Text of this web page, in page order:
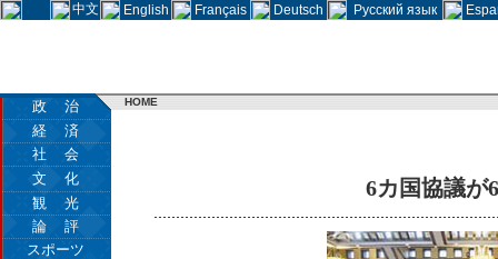
中文 English Français Deutsch Русский язык
政 治
経 済
社 会
文 化
観 光
論 評
スポーツ
HOME
6カ国協議が